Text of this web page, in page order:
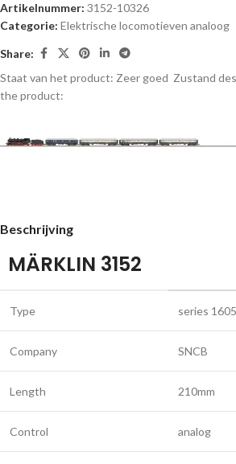
Artikelnummer: 3152-10326
Categorie: Elektrische locomotieven analoog
Share:
Staat van het product: Zeer goed Zustand
the product:
Beschrijving
MÄRKLIN 3152
Type series 1605
Company SNCB
Length 210mm
Control analog